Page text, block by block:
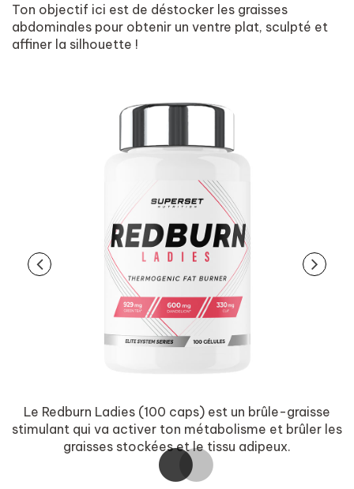
Ton objectif ici est de déstocker les graisses
abdominales pour obtenir un ventre plat, sculpté et
affiner la silhouette !
Le Redburn Ladies (100 caps) est un brûle-graisse
stimulant qui va activer ton métabolisme et brûler les
graisses stockées et le tissu adipeux.